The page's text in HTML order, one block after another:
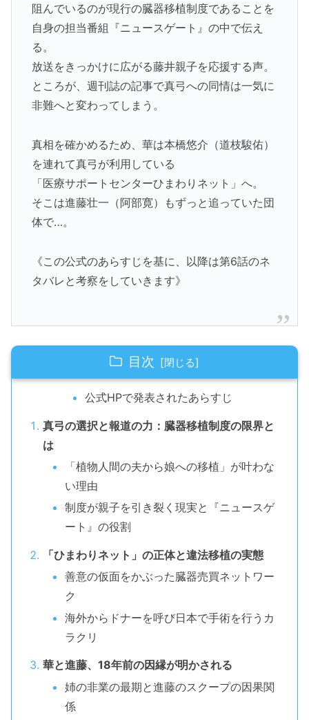
阻んでいるのが現行の臓器移植制度であることを
自身の担当番組『ニュースゲート』の中で伝え
る。
放送をきっかけに広がる藤井親子を応援する声。
ところが、週刊誌の記事で真弓への同情は一気に
非難へと変わってしまう。
真相を確かめるため、華は本橋悠介（道枝駿佑）
を連れて真弓が利用している
「医療サポートセンターひまわりネット」へ。
そこは進藤壮一（阿部寛）もずっと追っていた団
体で…。
《この公式のあらすじを基に、以降は第6話のネ
タバレと考察をしていきます》
目次
公式HPで発表されたあらすじ
真弓の選択と報道の力：臓器移植制度の限界と
は
「植物人間の夫から娘への移植」が叶わな
い理由
制度が親子を引き裂く現実と『ニュースゲ
ート』の役割
「ひまわりネット」の正体と違法移植の実態
善意の仮面をかぶった臓器売買ネットワー
ク
海外からドナーを呼び日本で手術を行うカ
ラクリ
華と進藤、18年前の因縁が明かされる
姉の非業の最期と進藤のスクープの因果関
係